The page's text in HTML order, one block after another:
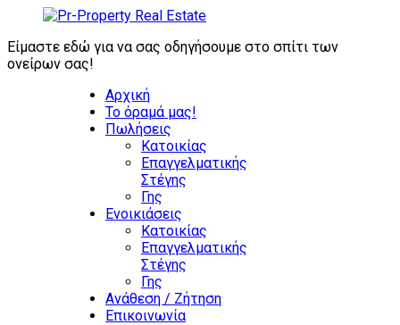
Είμαστε εδώ για να σας οδηγήσουμε στο σπίτι των
ονείρων σας!
Αρχική
Το όραμά μας!
Πωλήσεις
Κατοικίας
Επαγγελματικής
Στέγης
Γης
Ενοικιάσεις
Κατοικίας
Επαγγελματικής
Στέγης
Γης
Ανάθεση / Ζήτηση
Επικοινωνία
ΖΗΤΟΥΝΤΑΙ
ΑΜΕΣΑ:
ΕΠΕΝΔΥΤΙΚΑ
ΑΥΤΟΤΕΛΗ
ΑΞΙΟΛΟΓΑ
ΑΚΙΝΗΤΑ -
ΞΕΝΟΔΟΧΕΙΑ -
ΑΠΟΘΗΚΕΣ -
ΒΙΟΜΗΧΑΝΙΚΑ
Επικοινωνήστε μαζί μας